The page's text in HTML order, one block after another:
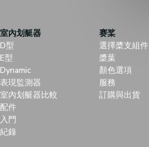
室內划艇器
D型
E型
Dynamic
表現監測器
室內划艇器比較
配件
入門
紀錄
赛桨
選擇槳支組件
槳葉
顏色選項
服務
訂購與出貨